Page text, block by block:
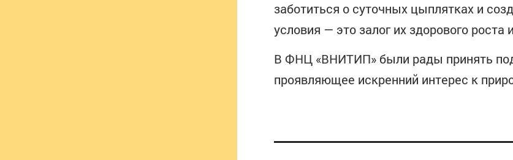
заботиться о суточных цыплятках и
условия — это залог их здорового роста
В ФНЦ «ВНИТИП» были рады принять
проявляющее искренний интерес к